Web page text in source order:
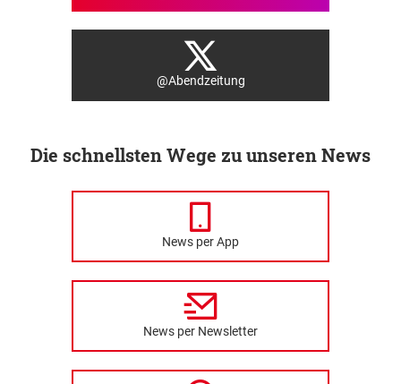
@Abendzeitung
Die schnellsten Wege zu unseren News
News per App
News per Newsletter